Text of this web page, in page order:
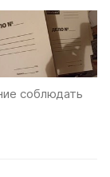
соблюдать